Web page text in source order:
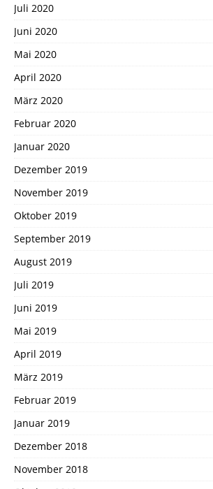
Juli 2020
Juni 2020
Mai 2020
April 2020
März 2020
Februar 2020
Januar 2020
Dezember 2019
November 2019
Oktober 2019
September 2019
August 2019
Juli 2019
Juni 2019
Mai 2019
April 2019
März 2019
Februar 2019
Januar 2019
Dezember 2018
November 2018